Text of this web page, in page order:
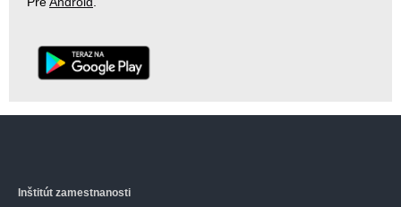
Inštitút zamestnanosti